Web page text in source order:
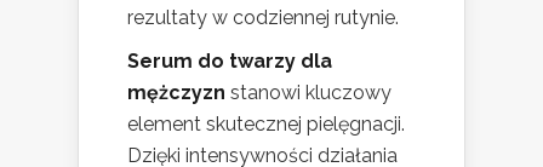
rezultaty w codziennej rutynie.
Serum do twarzy dla
mężczyzn stanowi kluczowy
element skutecznej pielęgnacji.
Dzięki intensywności działania